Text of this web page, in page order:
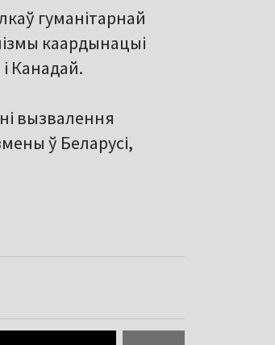
гуманітарнай
каардынацыі
Канадай.
вызвалення
ў Беларусі,